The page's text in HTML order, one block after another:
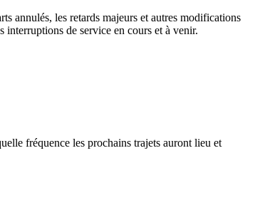
annulés, les retards majeurs et autres modifications
de service en cours et à venir.
fréquence les prochains trajets auront lieu et